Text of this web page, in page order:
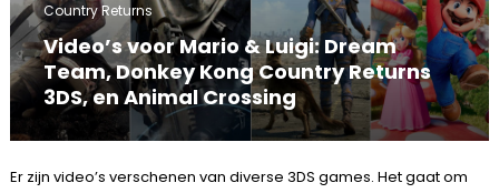
Country Returns
Video’s voor Mario & Luigi: Dream
Team, Donkey Kong Country Returns
3DS, en Animal Crossing
Er zijn video’s verschenen van diverse 3DS games. Het gaat om